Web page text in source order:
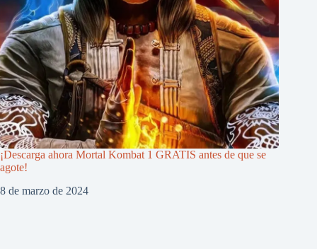
¡Descarga ahora Mortal Kombat 1 GRATIS antes de que se
agote!
8 de marzo de 2024